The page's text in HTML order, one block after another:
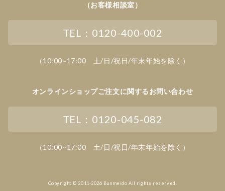
（お客様相談室）
TEL：0120-400-002
（10:00~17:00 土/日/祝日/年末年始を除く）
オンラインショップご注文に関するお問い合わせ
TEL：0120-045-082
（10:00~17:00 土/日/祝日/年末年始を除く）
Copyright © 2011-2026 Bunmeido All rights reserved.